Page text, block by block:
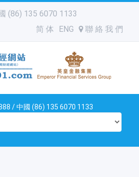
(86) 135 6070 1133
简 体
ENG 聯 絡 我 們
/ 中國 (86) 135 6070 1133